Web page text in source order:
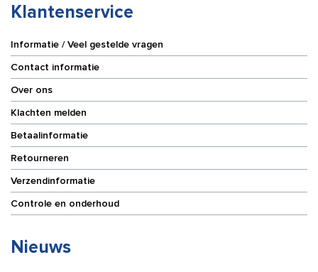
Klantenservice
Informatie / Veel gestelde vragen
Contact informatie
Over ons
Klachten melden
Betaalinformatie
Retourneren
Verzendinformatie
Controle en onderhoud
Nieuws